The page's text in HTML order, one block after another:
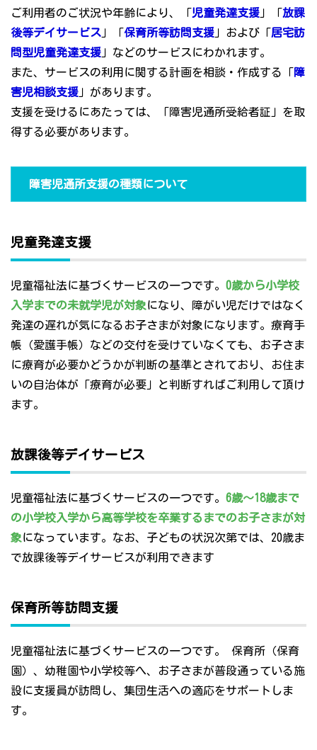
ご利用者のご状況や年齢により、「児童発達支援 」「放課
後等デイサービス 」「保育所等訪問支援 」および「居宅訪
問型児童発達支援 」などのサービスにわかれます。
また、サービスの利用に関する計画を相談・作成する「障
害児相談支援 」があります。
支援を受けるにあたっては、「障害児通所受給者証」を取
得する必要があります。
障害児通所支援の種類について
児童発達支援
児童福祉法に基づくサービスの一つです。 0歳から小学校
入学までの未就学児が対象になり、障がい児だけではなく
発達の遅れが気になるお子さまが対象になります。療育手
帳（愛護手帳）などの交付を受けていなくても、お子さま
に療育が必要かどうかが判断の基準とされており、お住ま
いの自治体が「療育が必要」と判断すればご利用して頂け
ます。
放課後等デイサービス
児童福祉法に基づくサービスの一つです。 6歳～18歳まで
の小学校入学から高等学校を卒業するまでのお子さまが対
象になっています。なお、子どもの状況次第では、20歳ま
で放課後等デイサービスが利用できます
保育所等訪問支援
児童福祉法に基づくサービスの一つです。 保育所（保育
園）、幼稚園や小学校等へ、お子さまが普段通っている施
設に支援員が訪問し、集団生活への適応をサポートしま
す。